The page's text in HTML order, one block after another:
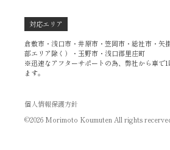
対応エリア
倉敷市・浅口市・井原市・笠岡市・総社市・矢
部エリア除く）・玉野市・浅口郡里庄町
※迅速なアフターサポートの為、弊社から車で1
ます。
個人情報保護方針
©2026 Morimoto Koumuten All rights